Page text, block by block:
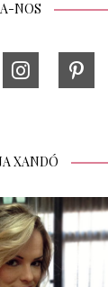
NOS
XANDÓ